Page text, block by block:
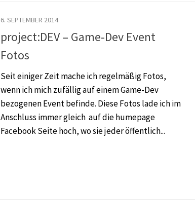
6. SEPTEMBER 2014
project:DEV – Game-Dev Event
Fotos
Seit einiger Zeit mache ich regelmäßig Fotos,
wenn ich mich zufällig auf einem Game-Dev
bezogenen Event befinde. Diese Fotos lade ich im
Anschluss immer gleich auf die humepage
Facebook Seite hoch, wo sie jeder öffentlich...